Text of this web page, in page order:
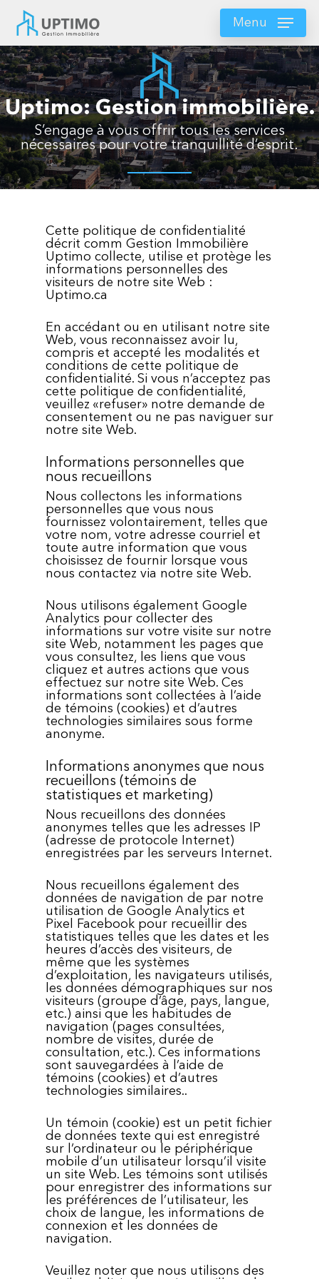
main
content
Menu
Uptimo: Gestion immobilière.
S’engage à vous offrir tous les services
nécessaires pour votre tranquillité d’esprit.
Cette politique de confidentialité
décrit comm Gestion Immobilière
Uptimo collecte, utilise et protège les
informations personnelles des
visiteurs de notre site Web :
Uptimo.ca
En accédant ou en utilisant notre site
Web, vous reconnaissez avoir lu,
compris et accepté les modalités et
conditions de cette politique de
confidentialité. Si vous n’acceptez pas
cette politique de confidentialité,
veuillez «refuser» notre demande de
consentement ou ne pas naviguer sur
notre site Web.
Informations personnelles que
nous recueillons
Nous collectons les informations
personnelles que vous nous
fournissez volontairement, telles que
votre nom, votre adresse courriel et
toute autre information que vous
choisissez de fournir lorsque vous
nous contactez via notre site Web.
Nous utilisons également Google
Analytics pour collecter des
informations sur votre visite sur notre
site Web, notamment les pages que
vous consultez, les liens que vous
cliquez et autres actions que vous
effectuez sur notre site Web. Ces
informations sont collectées à l’aide
de témoins (cookies) et d’autres
technologies similaires sous forme
anonyme.
Informations anonymes que nous
recueillons (témoins de
statistiques et marketing)
Nous recueillons des données
anonymes telles que les adresses IP
(adresse de protocole Internet)
enregistrées par les serveurs Internet.
Nous recueillons également des
données de navigation de par notre
utilisation de Google Analytics et
Pixel Facebook pour recueillir des
statistiques telles que les dates et les
heures d’accès des visiteurs, de
même que les systèmes
d’exploitation, les navigateurs utilisés,
les données démographiques sur nos
visiteurs (groupe d’âge, pays, langue,
etc.) ainsi que les habitudes de
navigation (pages consultées,
nombre de visites, durée de
consultation, etc.). Ces informations
sont sauvegardées à l’aide de
témoins (cookies) et d’autres
technologies similaires..
Un témoin (cookie) est un petit fichier
de données texte qui est enregistré
sur l’ordinateur ou le périphérique
mobile d’un utilisateur lorsqu’il visite
un site Web. Les témoins sont utilisés
pour enregistrer des informations sur
les préférences de l’utilisateur, les
choix de langue, les informations de
connexion et les données de
navigation.
Veuillez noter que nous utilisons des